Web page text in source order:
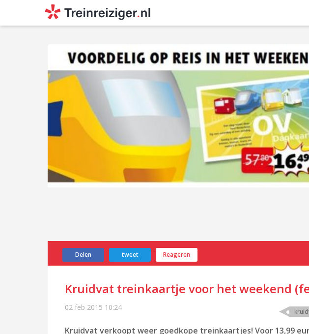
Delen tweet Reageren
Kruidvat treinkaartje voor het weekend
02 feb 2015 10:24
Kruidvat verkoopt weer goedkope treinkaartjes! Voor 13,99